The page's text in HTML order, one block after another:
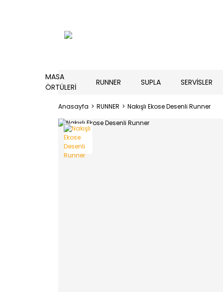
MASA
ÖRTÜLERİ
RUNNER SUPLA SERVİSLER
Anasayfa RUNNER Nakışlı Ekose Desenli Runner